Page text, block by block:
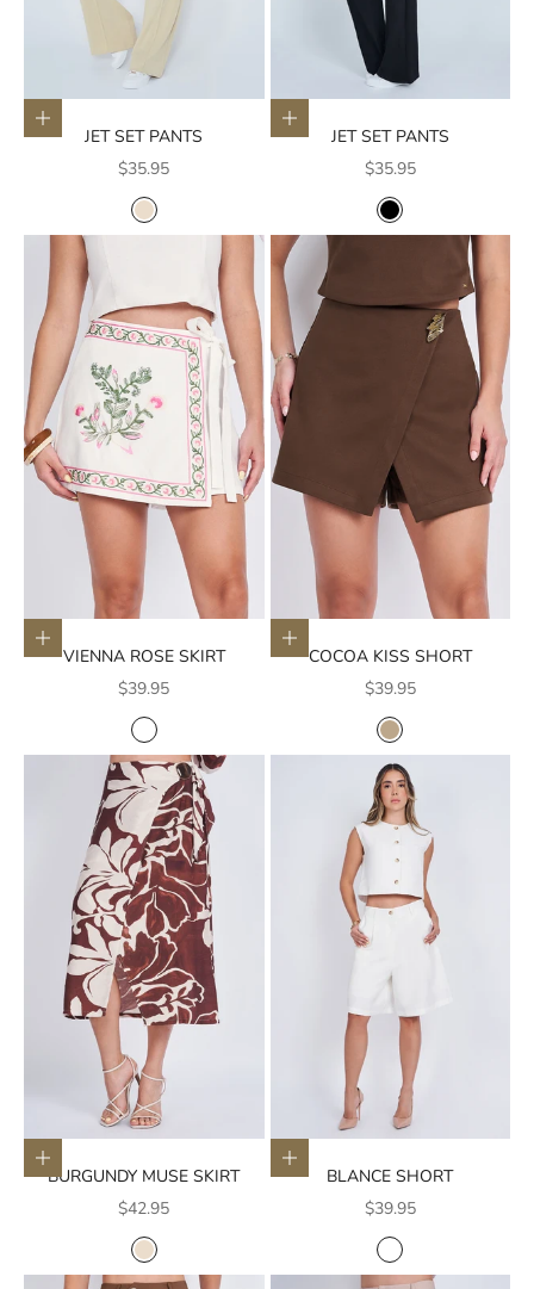
Elige opciones
JET SET PANTS
Precio de oferta
$35.95
COLOR
CREMA
Elige opciones
JET SET PANTS
Precio de oferta
$35.95
COLOR
NEGRO
Elige opciones
VIENNA ROSE SKIRT
Precio de oferta
$39.95
COLOR
BLANCO
Elige opciones
COCOA KISS SHORT
Precio de oferta
$39.95
COLOR
CAFE
Elige opciones
BURGUNDY MUSE SKIRT
Precio de oferta
$42.95
COLOR
CREMA
Elige opciones
BLANCE SHORT
Precio de oferta
$39.95
COLOR
BLANCO